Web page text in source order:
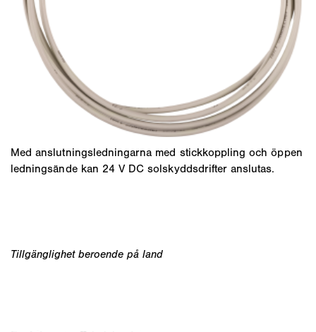
Med anslutningsledningarna med stickkoppling och öppen
ledningsände kan 24 V DC solskyddsdrifter anslutas.